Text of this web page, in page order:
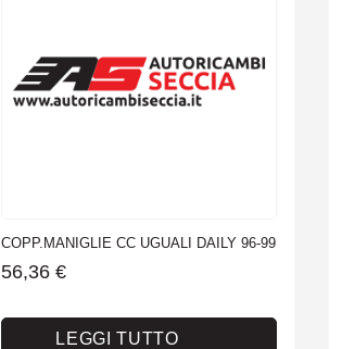
COPP.MANIGLIE CC UGUALI DAILY 96-99
56,36 €
LEGGI TUTTO